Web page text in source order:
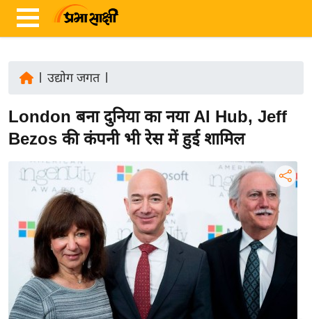
ज़ा
ख
य
र्रा
ष्ट्री
उद्योग जगत|
London बना दुनिया का नया AI Hub, Jeff
Bezos की कंपनी भी रेस में हुई शामिल